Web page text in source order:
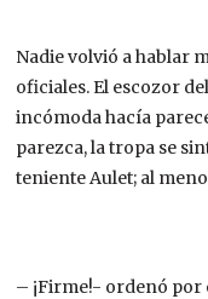
Nadie volvió a hablar
oficiales. El escozor
incómoda hacía
parezca, la tropa se
teniente Aulet; al
– ¡Firme!- ordenó por